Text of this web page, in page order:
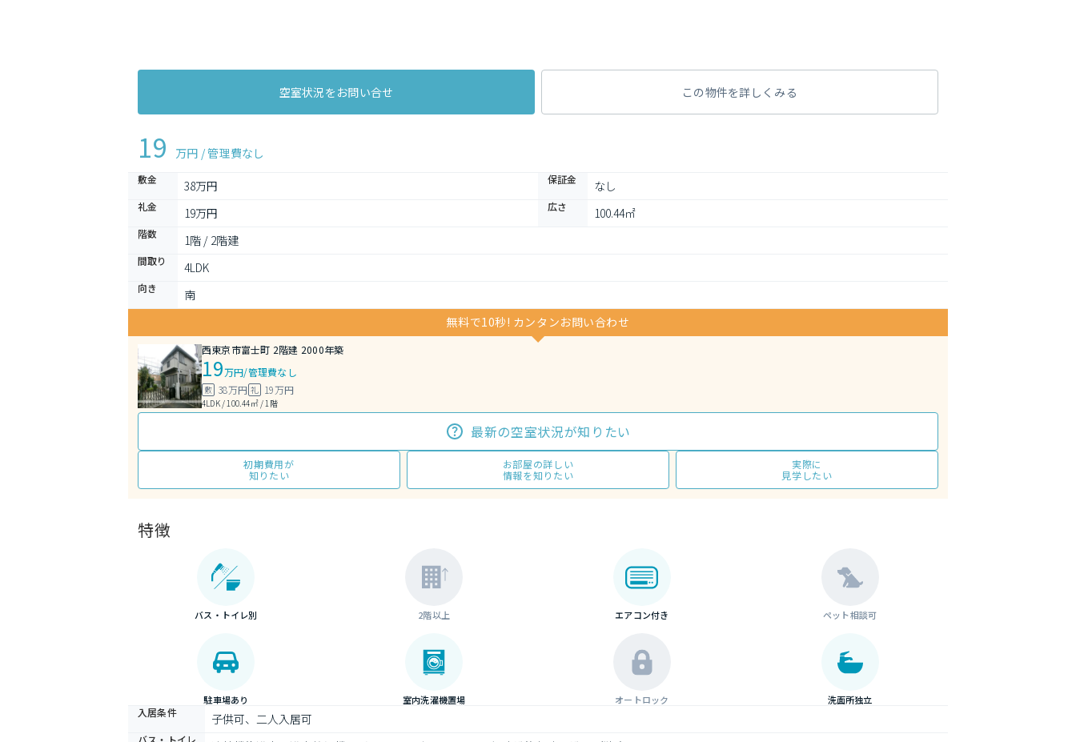
空室状況をお問い合せ この物件を詳しくみる
19 万円 / 管理費なし
敷金 38万円 保証金 なし
礼金 19万円 広さ 100.44㎡
階数 1階 / 2階建
間取り 4LDK
向き
南
無料で10秒! カンタンお問い合わせ
西東京市富士町 2階建 2000年築
19万円/管理費なし
敷 38万円 礼 19万円
4LDK / 100.44㎡ / 1階
最新の空室状況が知りたい
初期費用が
知りたい
お部屋の詳しい
情報を知りたい
実際に
見学したい
特徴
バス・トイレ別 2階以上 エアコン付き ペット相談可
駐車場あり 室内洗濯機置場 オートロック 洗面所独立
入居条件 子供可、二人入居可
バス・トイレ